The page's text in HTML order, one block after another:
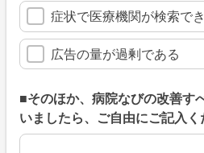
症状で医療機関が検索で
広告の量が過剰である
■そのほか、病院なびの改善す
いましたら、ご自由にご記入く
■そのほか、病院なびの改善す